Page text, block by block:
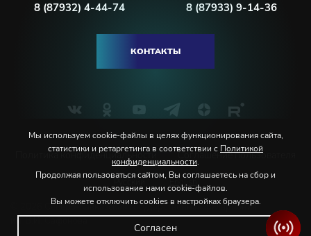
8 (87932) 4-44-74 8 (87933) 9-14-36
КОНТАКТЫ
Политика конфиденциальности Соглашение пользователя
© 2026 Северо-Кавказская государственная филармония
им. В.И. Сафонова
Мы используем cookie-файлы в целях функционирования сайта,
статистики и ретаргетинга в соответствии с Политикой
конфиденциальности.
Продолжая пользоваться сайтом, Вы соглашаетесь на сбор и
использование нами cookie-файлов.
Вы можете отключить cookies в настройках браузера.
Согласен